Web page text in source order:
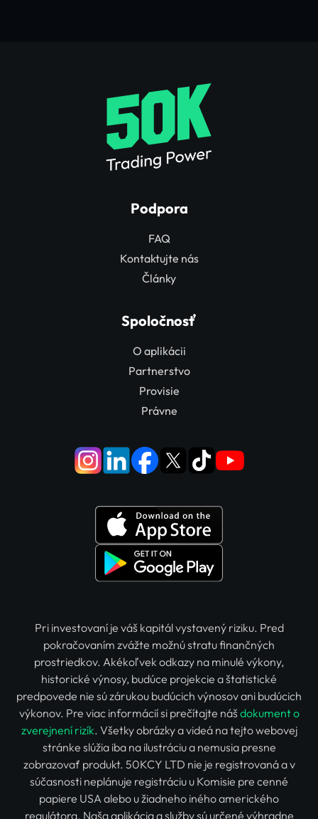
Podpora
FAQ
Kontaktujte nás
Články
Spoločnosť
O aplikácii
Partnerstvo
Provisie
Právne
Pri investovaní je váš kapitál vystavený riziku. Pred
pokračovaním zvážte možnú stratu finančných
prostriedkov. Akékoľvek odkazy na minulé výkony,
historické výnosy, budúce projekcie a štatistické
predpovede nie sú zárukou budúcich výnosov ani budúcich
výkonov. Pre viac informácií si prečítajte náš dokument o
zverejnení rizík. Všetky obrázky a videá na tejto webovej
stránke slúžia iba na ilustráciu a nemusia presne
zobrazovať produkt. 50KCY LTD nie je registrovaná a v
súčasnosti neplánuje registráciu u Komisie pre cenné
papiere USA alebo u žiadneho iného amerického
regulátora. Naša aplikácia a služby sú určené výhradne